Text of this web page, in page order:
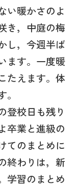
い暖かさのよ
き，中庭の梅
し，今週半ば
ます。一度暖
たえます。体
登校日も残り
卒業と進級の
てのまとめに
終わりは，新
学習のまとめ